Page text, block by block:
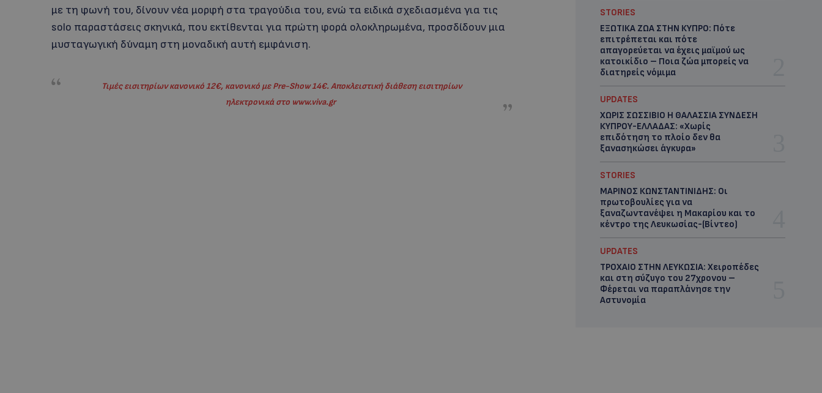
με τη φωνή του, δίνουν νέα μορφή στα τραγούδια του, ενώ τα ειδικά σχεδιασμένα για τις
solo παραστάσεις σκηνικά, που εκτίθενται για πρώτη φορά ολοκληρωμένα, προσδίδουν μια
μυσταγωγική δύναμη στη μοναδική αυτή εμφάνιση.
Τιμές εισιτηρίων κανονικό 12€, κανονικό με Pre-Show 14€. Αποκλειστική διάθεση εισιτηρίων
ηλεκτρονικά στο www.viva.gr
STORIES
ΕΞΩΤΙΚΑ ΖΩΑ ΣΤΗΝ ΚΥΠΡΟ: Πότε
επιτρέπεται και πότε
απαγορεύεται να έχεις μαϊμού ως
κατοικίδιο – Ποια ζώα μπορείς να
διατηρείς νόμιμα
UPDATES
ΧΩΡΙΣ ΣΩΣΣΙΒΙΟ Η ΘΑΛΑΣΣΙΑ ΣΥΝΔΕΣΗ
ΚΥΠΡΟΥ-ΕΛΛΑΔΑΣ: «Χωρίς
επιδότηση το πλοίο δεν θα
ξανασηκώσει άγκυρα»
STORIES
ΜΑΡΙΝΟΣ ΚΩΝΣΤΑΝΤΙΝΙΔΗΣ: Οι
πρωτοβουλίες για να
ξαναζωντανέψει η Μακαρίου και το
κέντρο της Λευκωσίας-(Βίντεο)
UPDATES
ΤΡΟΧΑΙΟ ΣΤΗΝ ΛΕΥΚΩΣΙΑ: Χειροπέδες
και στη σύζυγο του 27χρονου –
Φέρεται να παραπλάνησε την
Αστυνομία